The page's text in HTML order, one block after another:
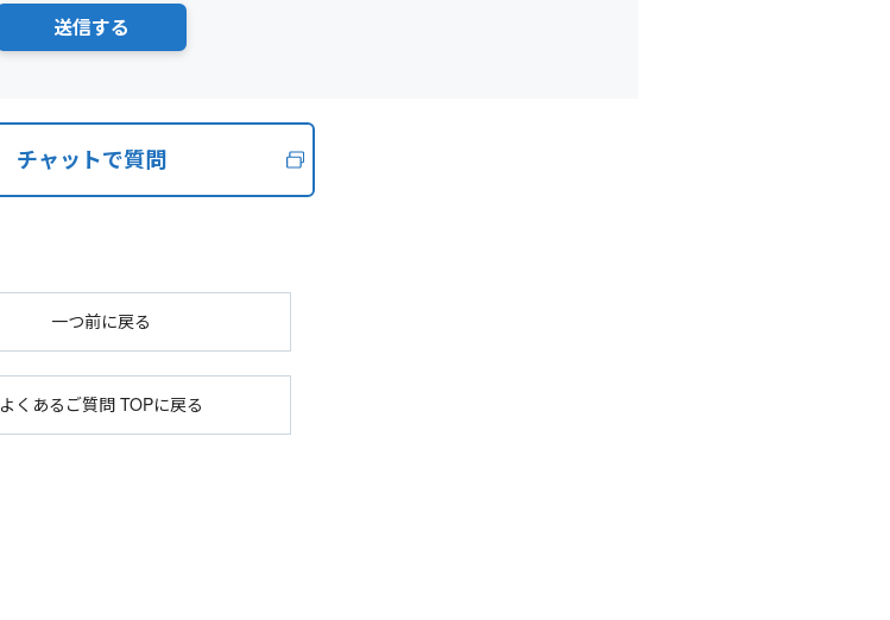
チャットで質問
一つ前に戻る
よくあるご質問 TOPに戻る